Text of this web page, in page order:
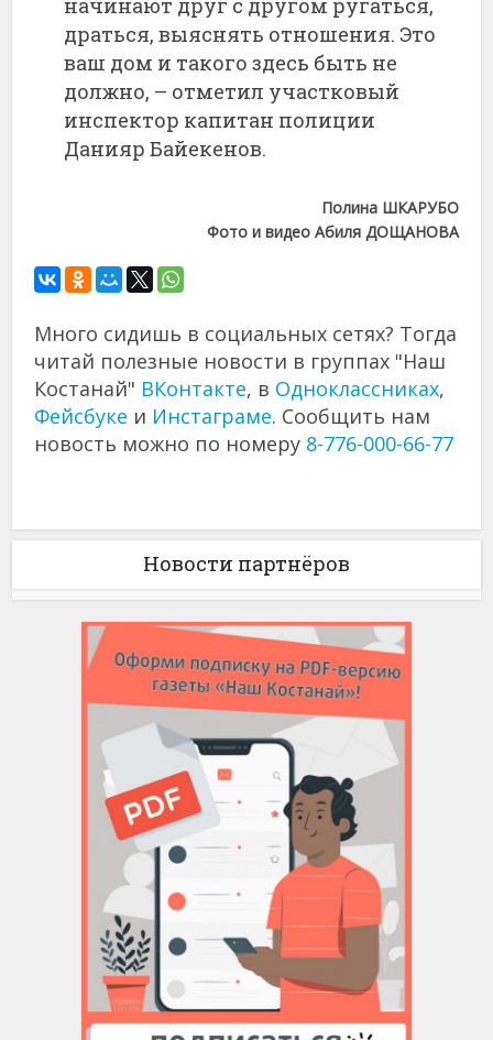
начинают друг с другом ругаться,
драться, выяснять отношения. Это
ваш дом и такого здесь быть не
должно, – отметил участковый
инспектор капитан полиции
Данияр Байекенов.
Полина ШКАРУБО
Фото и видео Абиля ДОЩАНОВА
Много сидишь в социальных сетях? Тогда
читай полезные новости в группах "Наш
Костанай" ВКонтакте, в Одноклассниках,
Фейсбуке и Инстаграме. Сообщить нам
новость можно по номеру 8-776-000-66-77
Новости партнёров